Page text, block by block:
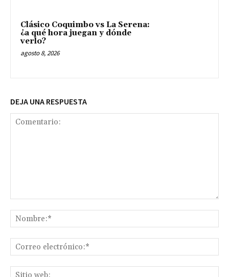
Clásico Coquimbo vs La Serena:
¿a qué hora juegan y dónde
verlo?
agosto 8, 2026
DEJA UNA RESPUESTA